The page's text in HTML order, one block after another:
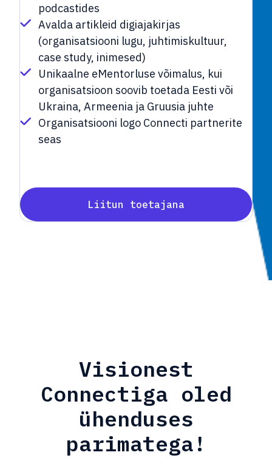
podcastides
Avalda artikleid digiajakirjas
(organisatsiooni lugu, juhtimiskultuur,
case study, inimesed)
Unikaalne eMentorluse võimalus, kui
organisatsioon soovib toetada Eesti või
Ukraina, Armeenia ja Gruusia juhte
Organisatsiooni logo Connecti partnerite
seas
Liitun toetajana
Visionest
Connectiga oled
ühenduses
parimatega!